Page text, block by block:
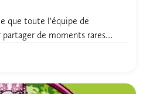
que toute l'équipe de
de moments rares